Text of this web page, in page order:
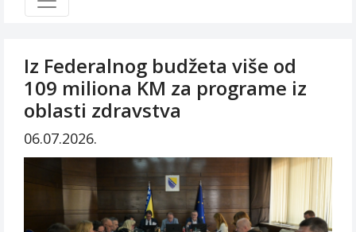
Iz Federalnog budžeta više od
109 miliona KM za programe iz
oblasti zdravstva
06.07.2026.